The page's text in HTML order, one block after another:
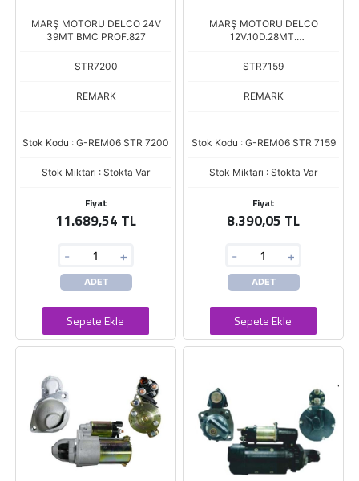
MARŞ MOTORU DELCO 24V
39MT BMC PROF.827
STR7200
REMARK
Stok Kodu : G-REM06 STR 7200
Stok Miktarı : Stokta Var
Fiyat
11.689,54 TL
- +
ADET
Sepete Ekle
MARŞ MOTORU DELCO
12V.10D.28MT.
STR7159
REMARK
Stok Kodu : G-REM06 STR 7159
Stok Miktarı : Stokta Var
Fiyat
8.390,05 TL
- +
ADET
Sepete Ekle